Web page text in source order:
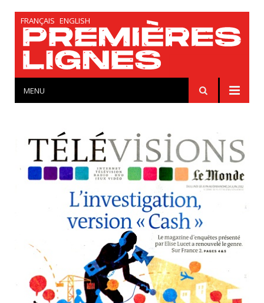
FRANÇAIS ENGLISH
MENU